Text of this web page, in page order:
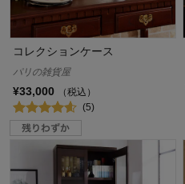
コレクションケース
パリの雑貨屋
¥33,000
（税込）
(5)